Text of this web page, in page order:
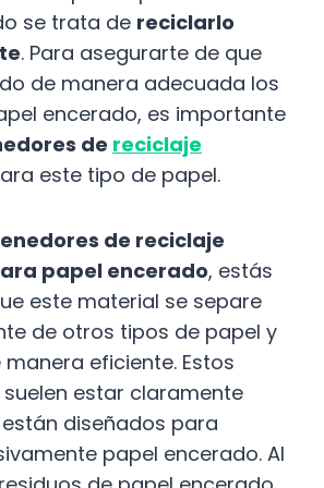
se trata de reciclarlo
. Para asegurarte de que
de manera adecuada los
encerado, es importante
de reciclaje
este tipo de papel.
de reciclaje
papel encerado, estás
este material se separe
de otros tipos de papel y
eficiente. Estos
estar claramente
diseñados para
papel encerado. Al